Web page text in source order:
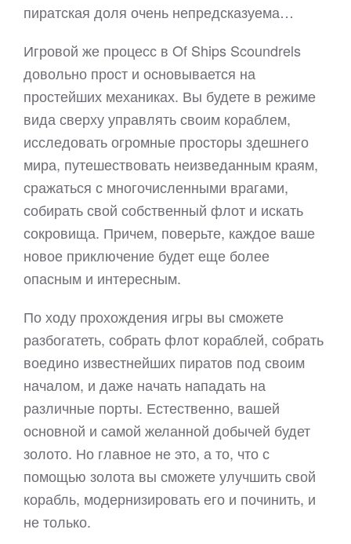
пиратская доля очень непредсказуема…
Игровой же процесс в Of Ships Scoundrels
довольно прост и основывается на
простейших механиках. Вы будете в режиме
вида сверху управлять своим кораблем,
исследовать огромные просторы здешнего
мира, путешествовать неизведанным краям,
сражаться с многочисленными врагами,
собирать свой собственный флот и искать
сокровища. Причем, поверьте, каждое ваше
новое приключение будет еще более
опасным и интересным.
По ходу прохождения игры вы сможете
разбогатеть, собрать флот кораблей, собрать
воедино известнейших пиратов под своим
началом, и даже начать нападать на
различные порты. Естественно, вашей
основной и самой желанной добычей будет
золото. Но главное не это, а то, что с
помощью золота вы сможете улучшить свой
корабль, модернизировать его и починить, и
не только.